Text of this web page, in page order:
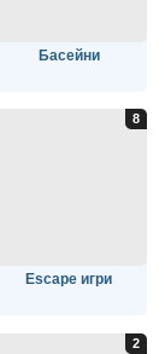
Басейни
Escape игри